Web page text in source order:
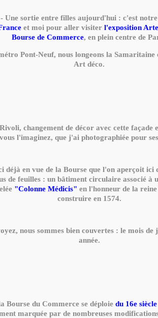
Une sortie entre filles aujourd'hui : c'est
et moi pour aller visiterl'exposition
Bourse de Commerce, en plein centre de
Pont-Neuf, nous longeons la
Art déco.
changement de décor avec cette façade
l'imaginez, que j'ai photographiée pour
déjà en vue de la Bourse que l'on aperçoit ici
de feuilles : un bâtiment circulaire associé à
"Colonne Médicis" en l'honneur de la
construire en 1574.
nous sommes bien couvertes : le mois
année.
Bourse du Commerce se déploiedu 16e
marquée par de nombreuses